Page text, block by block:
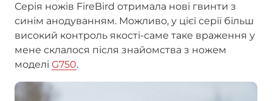
Серія ножів FireBird отримала нові гвинти з
синім анодуванням. Можливо, у цієї серії більш
високий контроль якості-саме таке враження у
мене склалося після знайомства з ножем
моделі G750.